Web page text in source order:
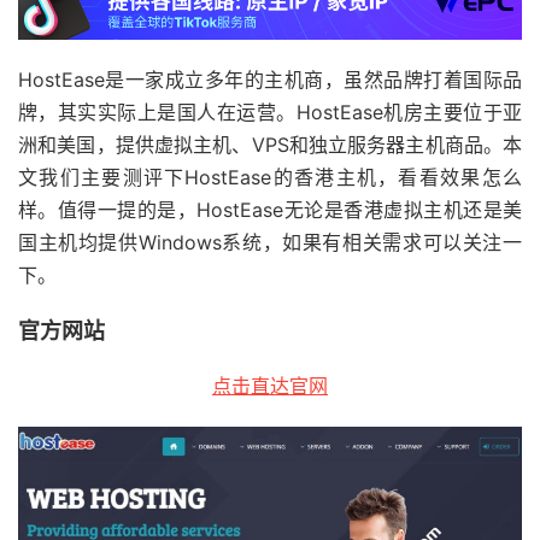
HostEase是一家成立多年的主机商，虽然品牌打着国际品
牌，其实实际上是国人在运营。HostEase机房主要位于亚
洲和美国，提供虚拟主机、VPS和独立服务器主机商品。本
文我们主要测评下HostEase的香港主机，看看效果怎么
样。值得一提的是，HostEase无论是香港虚拟主机还是美
国主机均提供Windows系统，如果有相关需求可以关注一
下。
官方网站
点击直达官网